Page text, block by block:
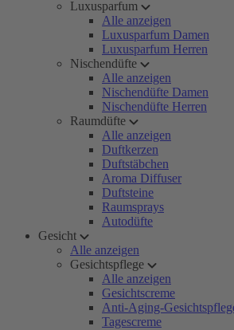
Luxusparfum
Alle anzeigen
Luxusparfum Damen
Luxusparfum Herren
Nischendüfte
Alle anzeigen
Nischendüfte Damen
Nischendüfte Herren
Raumdüfte
Alle anzeigen
Duftkerzen
Duftstäbchen
Aroma Diffuser
Duftsteine
Raumsprays
Autodüfte
Gesicht
Alle anzeigen
Gesichtspflege
Alle anzeigen
Gesichtscreme
Anti-Aging-
Tagescreme